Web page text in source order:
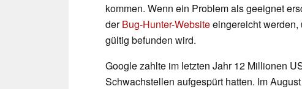
kommen. Wenn ein Problem als geeignet
derBug-Hunter-Websiteeingereicht
gültig befunden wird.
Google zahlte im letzten Jahr 12 Millionen
Schwachstellen aufgespürt hatten. Im